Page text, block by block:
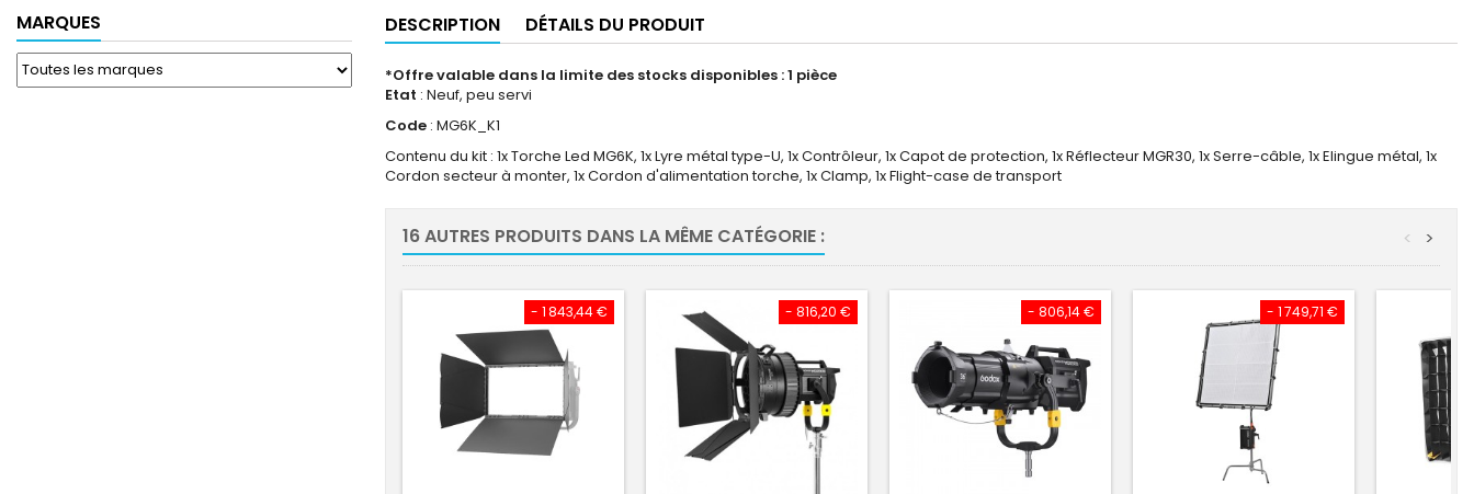
MARQUES DESCRIPTION DÉTAILS DU PRODUIT
*Offre valable dans la limite des stocks disponibles : 1 pièce
Etat : Neuf, peu servi
Code : MG6K_K1
Contenu du kit : 1x Torche Led MG6K, 1x Lyre métal type-U, 1x Contrôleur, 1x Capot de protection, 1x Réflecteur MGR30, 1x Serre-câble, 1x Elingue métal, 1x
Cordon secteur à monter, 1x Cordon d'alimentation torche, 1x Clamp, 1x Flight-case de transport
16 AUTRES PRODUITS DANS LA MÊME CATÉGORIE : >
<
- 1 843,44 € - 816,20 € - 806,14 € - 1 749,71 €